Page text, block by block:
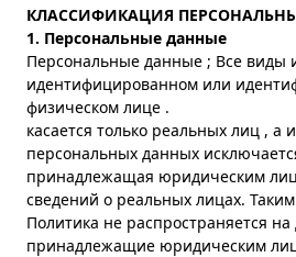
КЛАССИФИКАЦИЯ
1. Персональные данные
Персональные данные ; Все виды
идентифицированном или
физическом лице .
касается только реальных лиц ,
персональных данных
принадлежащая юридическим
сведений о реальных лицах.
Политика не распространяется
принадлежащие юридическим